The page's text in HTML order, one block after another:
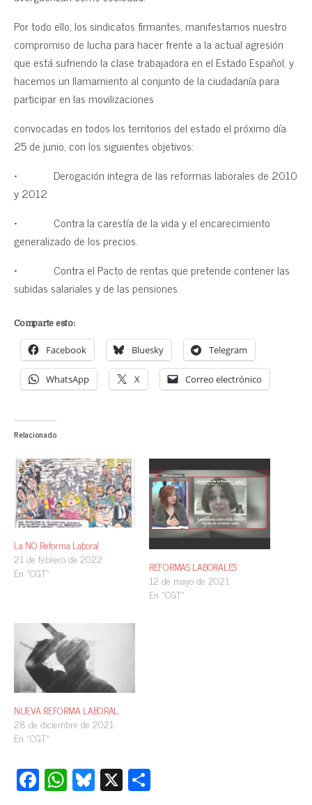
Por todo ello, los sindicatos firmantes, manifestamos nuestro
compromiso de lucha para hacer frente a la actual agresión
que está sufriendo la clase trabajadora en el Estado Español, y
hacemos un llamamiento al conjunto de la ciudadanía para
participar en las movilizaciones
convocadas en todos los territorios del estado el próximo día
25 de junio, con los siguientes objetivos:
• Derogación integra de las reformas laborales de 2010
y 2012
• Contra la carestía de la vida y el encarecimiento
generalizado de los precios.
• Contra el Pacto de rentas que pretende contener las
subidas salariales y de las pensiones.
Comparte esto:
Facebook Bluesky Telegram
WhatsApp X Correo electrónico
Relacionado
La NO Reforma Laboral
21 de febrero de 2022
En «CGT»
REFORMAS LABORALES
12 de mayo de 2021
En «CGT»
NUEVA REFORMA LABORAL.
28 de diciembre de 2021
En «CGT»
Fa W Bl X